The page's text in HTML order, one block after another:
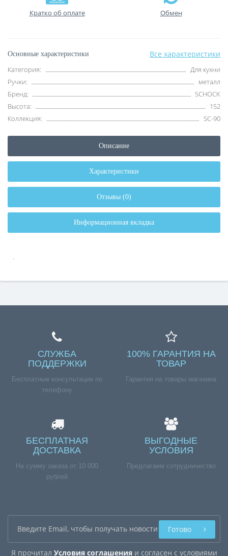
Кратко об оплате Обмен
Основные характеристики Все характеристики
Категория:
Для кухни
Ручки:
металл
Бренд:
SCHOCK
Высота:
152
Коллекция:
SC-90
Описание
Характеристики
Отзывы (0)
Информационная вкладка
.
СЛУЖБА
ПОДДЕРЖКИ
Бесплатные консультации по
телефону
100% ГАРАНТИЯ НА
ТОВАР
Гарантия на товары магазина
БЕСПЛАТНАЯ
ДОСТАВКА
На сумму заказа от 10 000
рублей
ВЫГОДНЫЕ
УСЛОВИЯ
Предлагаем сотрудничество
Я прочитал Условия соглашенияи согласен с условиями
Готово